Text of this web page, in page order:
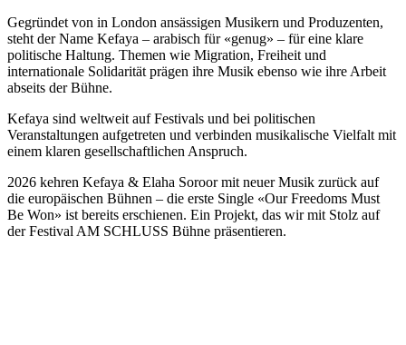
Gegründet von in London ansässigen Musikern und Produzenten,
steht der Name Kefaya – arabisch für «genug» – für eine klare
politische Haltung. Themen wie Migration, Freiheit und
internationale Solidarität prägen ihre Musik ebenso wie ihre Arbeit
abseits der Bühne.
Kefaya sind weltweit auf Festivals und bei politischen
Veranstaltungen aufgetreten und verbinden musikalische Vielfalt mit
einem klaren gesellschaftlichen Anspruch.
2026 kehren Kefaya & Elaha Soroor mit neuer Musik zurück auf
die europäischen Bühnen – die erste Single «Our Freedoms Must
Be Won» ist bereits erschienen. Ein Projekt, das wir mit Stolz auf
der Festival AM SCHLUSS Bühne präsentieren.